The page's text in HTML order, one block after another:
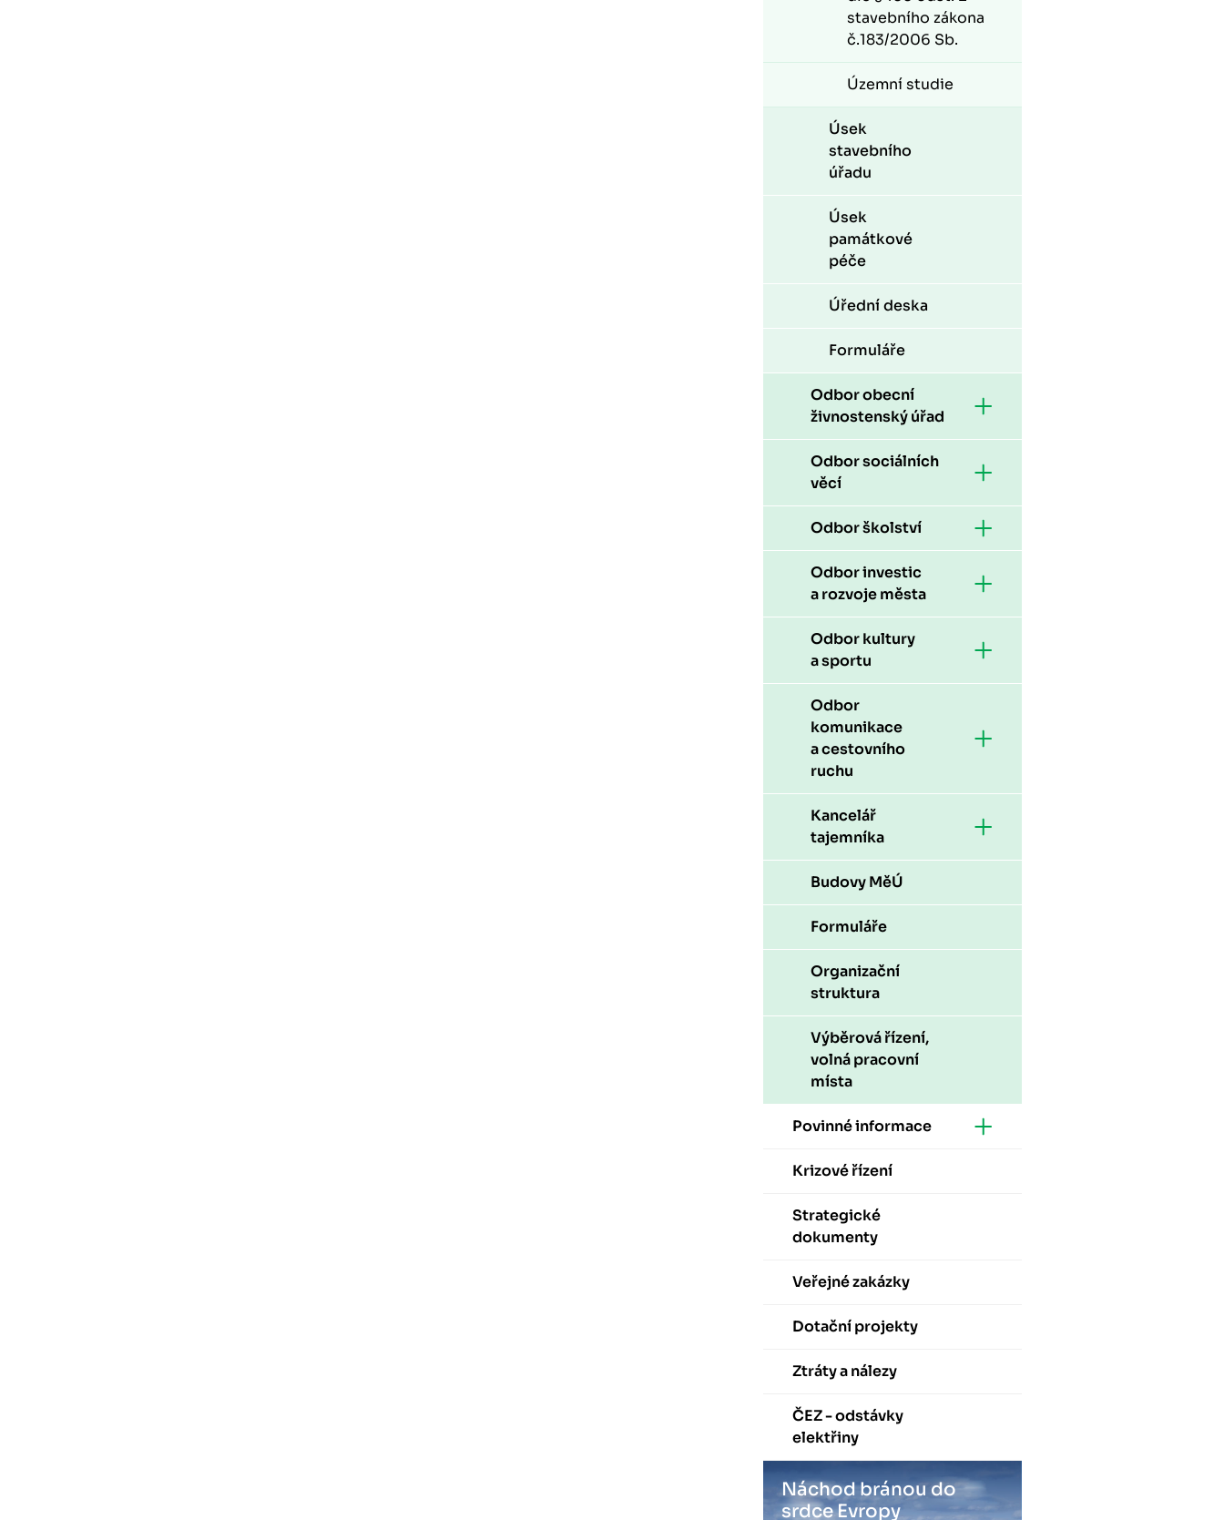
stavebního zákona
č.183/2006 Sb.
Územní studie
Úsek
stavebního
úřadu
Úsek
památkové
péče
Úřední deska
Formuláře
Odbor obecní
živnostenský úřad
Odbor sociálních
věcí
Odbor školství
Odbor investic
a rozvoje města
Odbor kultury
a sportu
Odbor
komunikace
a cestovního
ruchu
Kancelář
tajemníka
Budovy MěÚ
Formuláře
Organizační
struktura
Výběrová řízení,
volná pracovní
místa
Povinné informace
Krizové řízení
Strategické
dokumenty
Veřejné zakázky
Dotační projekty
Ztráty a nálezy
ČEZ - odstávky
elektřiny
Náchod bránou do
srdce Evropy